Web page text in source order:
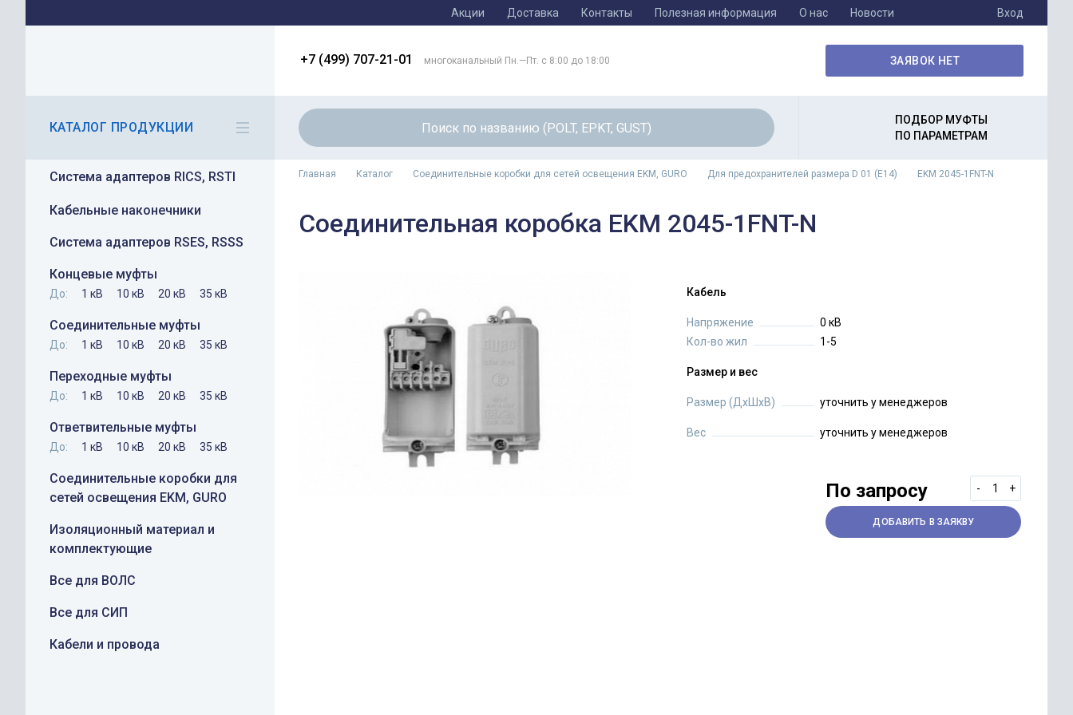
Акции Доставка Контакты Полезная информация О нас Новости Вход
+7 (499) 707-21-01 многоканальный Пн.—Пт. с 8:00 до 18:00 ЗАЯВОК НЕТ
КАТАЛОГ ПРОДУКЦИИ
Система адаптеров RICS, RSTI
Кабельные наконечники
Система адаптеров RSES, RSSS
Концевые муфты
До: 1 кВ 10 кВ 20 кВ 35 кВ
Соединительные муфты
До: 1 кВ 10 кВ 20 кВ 35 кВ
Переходные муфты
До: 1 кВ 10 кВ 20 кВ 35 кВ
Ответвительные муфты
До: 1 кВ 10 кВ 20 кВ 35 кВ
Соединительные коробки для
сетей освещения EKM, GURO
Изоляционный материал и
комплектующие
Все для ВОЛС
Все для СИП
Кабели и провода
ПОДБОР МУФТЫ
ПО ПАРАМЕТРАМ
Главная Каталог Соединительные коробки для сетей освещения EKM, GURO Для предохранителей размера D 01 (E14) EKM 2045-1FNT-N
Соединительная коробка EKM 2045-1FNT-N
Кабель
Напряжение
0 кВ
Кол-во жил
1-5
Размер и вес
Размер (ДхШхВ) уточнить у менеджеров
Вес уточнить у менеджеров
- +
По запросу
ДОБАВИТЬ В ЗАЯКВУ